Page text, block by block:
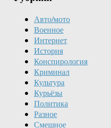
Авто/мото
Военное
Интернет
История
Конспирология
Криминал
Культура
Курьёзы
Политика
Разное
Смешное